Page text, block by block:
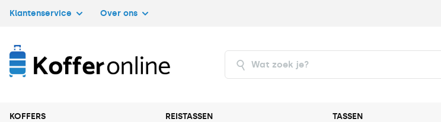
Klantenservice Over ons
KOFFERS REISTASSEN TASSEN